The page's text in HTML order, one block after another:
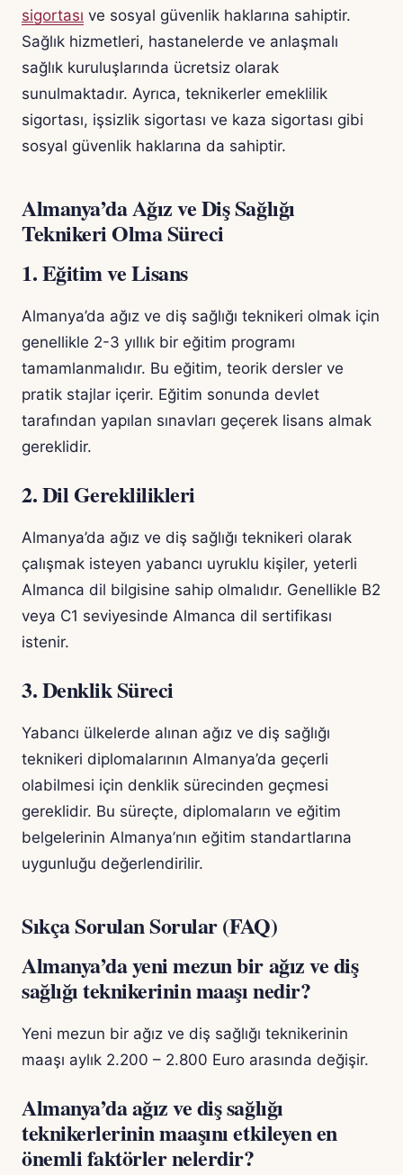
sigortası ve sosyal güvenlik haklarına sahiptir.
Sağlık hizmetleri, hastanelerde ve anlaşmalı
sağlık kuruluşlarında ücretsiz olarak
sunulmaktadır. Ayrıca, teknikerler emeklilik
sigortası, işsizlik sigortası ve kaza sigortası gibi
sosyal güvenlik haklarına da sahiptir.
Almanya’da Ağız ve Diş Sağlığı
Teknikeri Olma Süreci
1. Eğitim ve Lisans
Almanya’da ağız ve diş sağlığı teknikeri olmak için
genellikle 2-3 yıllık bir eğitim programı
tamamlanmalıdır. Bu eğitim, teorik dersler ve
pratik stajlar içerir. Eğitim sonunda devlet
tarafından yapılan sınavları geçerek lisans almak
gereklidir.
2. Dil Gereklilikleri
Almanya’da ağız ve diş sağlığı teknikeri olarak
çalışmak isteyen yabancı uyruklu kişiler, yeterli
Almanca dil bilgisine sahip olmalıdır. Genellikle B2
veya C1 seviyesinde Almanca dil sertifikası
istenir.
3. Denklik Süreci
Yabancı ülkelerde alınan ağız ve diş sağlığı
teknikeri diplomalarının Almanya’da geçerli
olabilmesi için denklik sürecinden geçmesi
gereklidir. Bu süreçte, diplomaların ve eğitim
belgelerinin Almanya’nın eğitim standartlarına
uygunluğu değerlendirilir.
Sıkça Sorulan Sorular (FAQ)
Almanya’da yeni mezun bir ağız ve diş
sağlığı teknikerinin maaşı nedir?
Yeni mezun bir ağız ve diş sağlığı teknikerinin
maaşı aylık 2.200 – 2.800 Euro arasında değişir.
Almanya’da ağız ve diş sağlığı
teknikerlerinin maaşını etkileyen en
önemli faktörler nelerdir?